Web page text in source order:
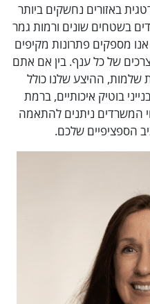
באזורים נחשקים ביותר
בשטחים שונים ורמות גמר
מספקים פתרונות מקיפים
של כל ענף. בין אם אתם
שלמות, ההיצע שלנו כולל
בוטיק איכותיים, ברמת
ניתנים להתאמה
הספציפיים שלכם.